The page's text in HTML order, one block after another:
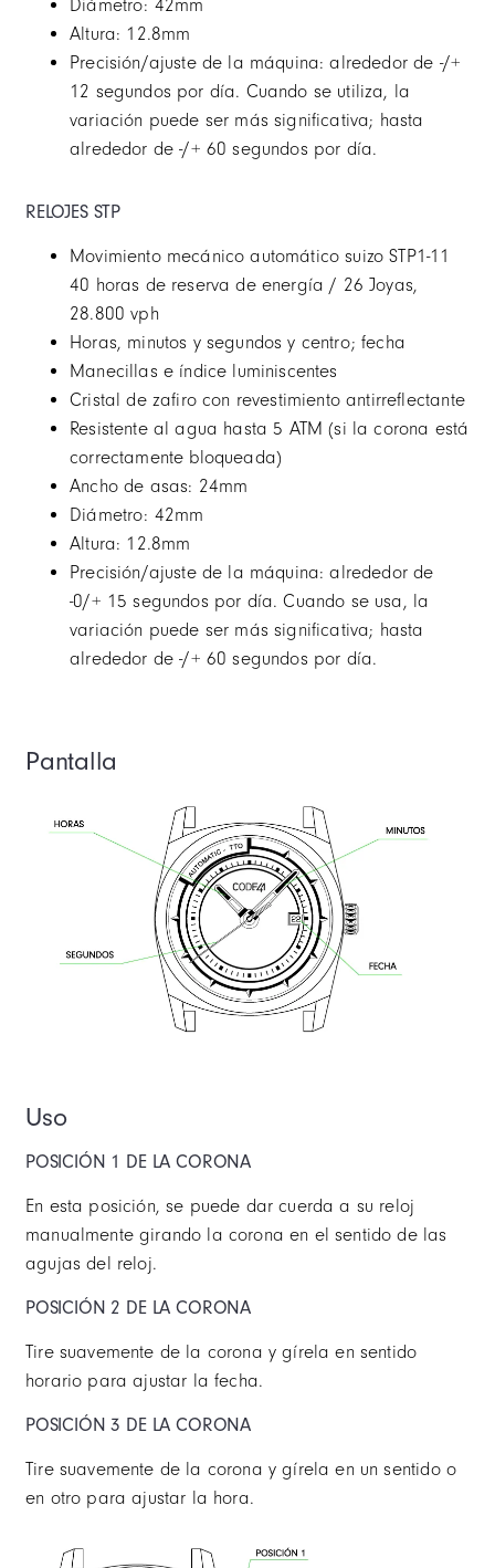
Diámetro: 42mm
Altura: 12.8mm
Precisión/ajuste de la máquina: alrededor de -/+
12 segundos por día. Cuando se utiliza, la
variación puede ser más significativa; hasta
alrededor de -/+ 60 segundos por día.
RELOJES STP
Movimiento mecánico automático suizo STP1-11
40 horas de reserva de energía / 26 Joyas,
28.800 vph
Horas, minutos y segundos y centro; fecha
Manecillas e índice luminiscentes
Cristal de zafiro con revestimiento antirreflectante
Resistente al agua hasta 5 ATM (si la corona está
correctamente bloqueada)
Ancho de asas: 24mm
Diámetro: 42mm
Altura: 12.8mm
Precisión/ajuste de la máquina: alrededor de
-0/+ 15 segundos por día. Cuando se usa, la
variación puede ser más significativa; hasta
alrededor de -/+ 60 segundos por día.
Pantalla
Uso
POSICIÓN 1 DE LA CORONA
En esta posición, se puede dar cuerda a su reloj
manualmente girando la corona en el sentido de las
agujas del reloj.
POSICIÓN 2 DE LA CORONA
Tire suavemente de la corona y gírela en sentido
horario para ajustar la fecha.
POSICIÓN 3 DE LA CORONA
Tire suavemente de la corona y gírela en un sentido o
en otro para ajustar la hora.